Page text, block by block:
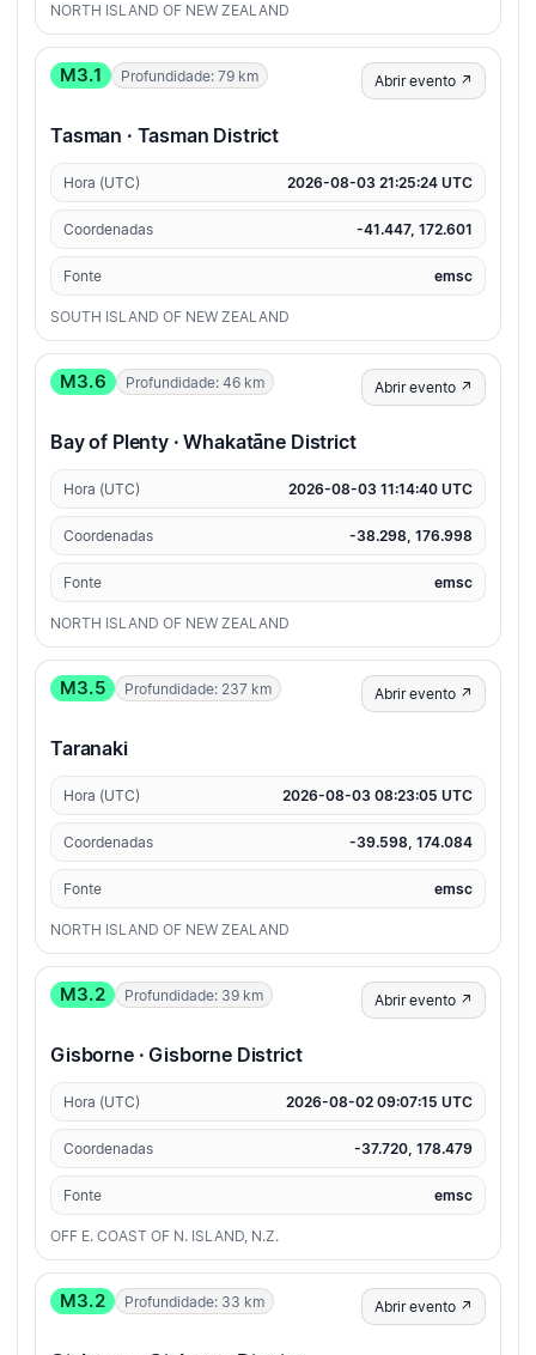
NORTH ISLAND OF NEW ZEALAND
M3.1 Profundidade: 79 km Abrir evento ↗
Tasman · Tasman District
Hora (UTC) 2026-08-03 21:25:24 UTC
Coordenadas -41.447, 172.601
Fonte emsc
SOUTH ISLAND OF NEW ZEALAND
M3.6 Profundidade: 46 km Abrir evento ↗
Bay of Plenty · Whakatāne District
Hora (UTC) 2026-08-03 11:14:40 UTC
Coordenadas -38.298, 176.998
Fonte emsc
NORTH ISLAND OF NEW ZEALAND
M3.5 Profundidade: 237 km Abrir evento ↗
Taranaki
Hora (UTC) 2026-08-03 08:23:05 UTC
Coordenadas -39.598, 174.084
Fonte emsc
NORTH ISLAND OF NEW ZEALAND
M3.2 Profundidade: 39 km Abrir evento ↗
Gisborne · Gisborne District
Hora (UTC) 2026-08-02 09:07:15 UTC
Coordenadas -37.720, 178.479
Fonte emsc
OFF E. COAST OF N. ISLAND, N.Z.
M3.2 Profundidade: 33 km Abrir evento ↗